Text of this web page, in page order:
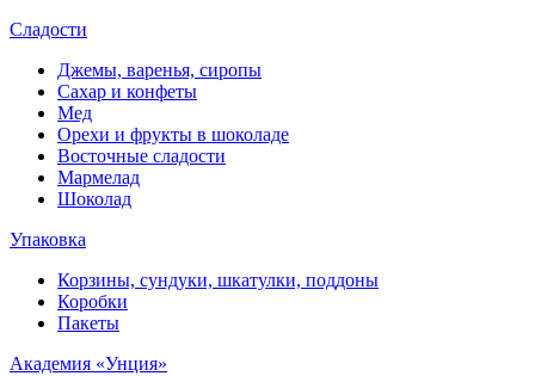
Сладости
Джемы, варенья, сиропы
Сахар и конфеты
Мед
Орехи и фрукты в шоколаде
Восточные сладости
Мармелад
Шоколад
Упаковка
Корзины, сундуки, шкатулки, поддоны
Коробки
Пакеты
Академия «Унция»